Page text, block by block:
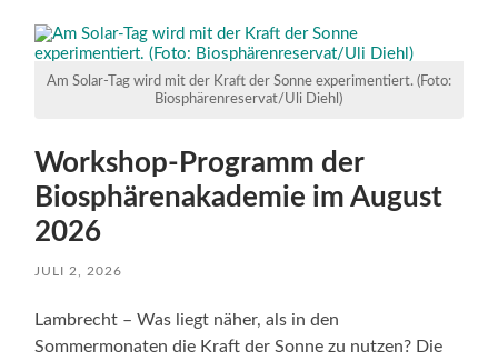
Am Solar-Tag wird mit der Kraft der Sonne experimentiert. (Foto:
Biosphärenreservat/Uli Diehl)
Workshop-Programm der
Biosphärenakademie im August
2026
JULI 2, 2026
Lambrecht – Was liegt näher, als in den
Sommermonaten die Kraft der Sonne zu nutzen? Die